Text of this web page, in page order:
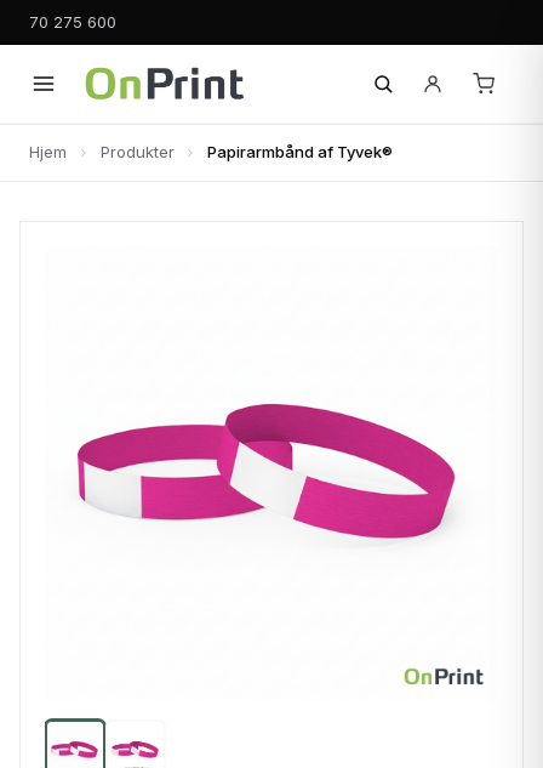
70 275 600
Hjem Produkter Papirarmbånd af Tyvek®